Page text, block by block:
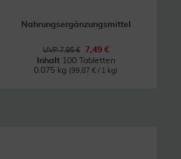
Nahrungsergänzungsmittel
UVP 7,95 €
7,49 €
Inhalt 100 Tabletten
0.075 kg (99,87 € / 1 kg)